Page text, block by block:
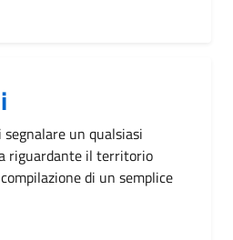
un qualsiasi
riguardante il territorio
di un semplice